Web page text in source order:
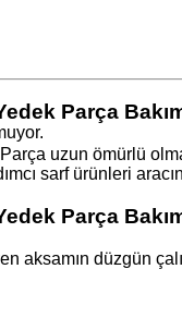
Parça
uzun ömürlü
sarf ürünleri
Parça
aksamın düzgün